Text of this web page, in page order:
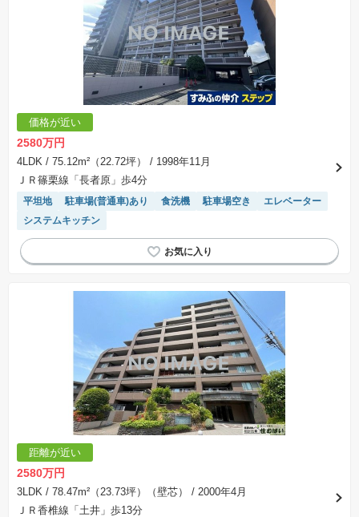
価格が近い
2580万円
4LDK / 75.12m²（22.72坪）
/ 1998年11月
ＪＲ篠栗線「長者原」歩4分
平坦地 駐車場(普通車)あり 食洗機 駐車場空き
エレベーター
システムキッチン
距離が近い
2580万円
3LDK / 78.47m²（23.73坪）（壁芯）
/ 2000年4月
ＪＲ香椎線「土井」歩13分